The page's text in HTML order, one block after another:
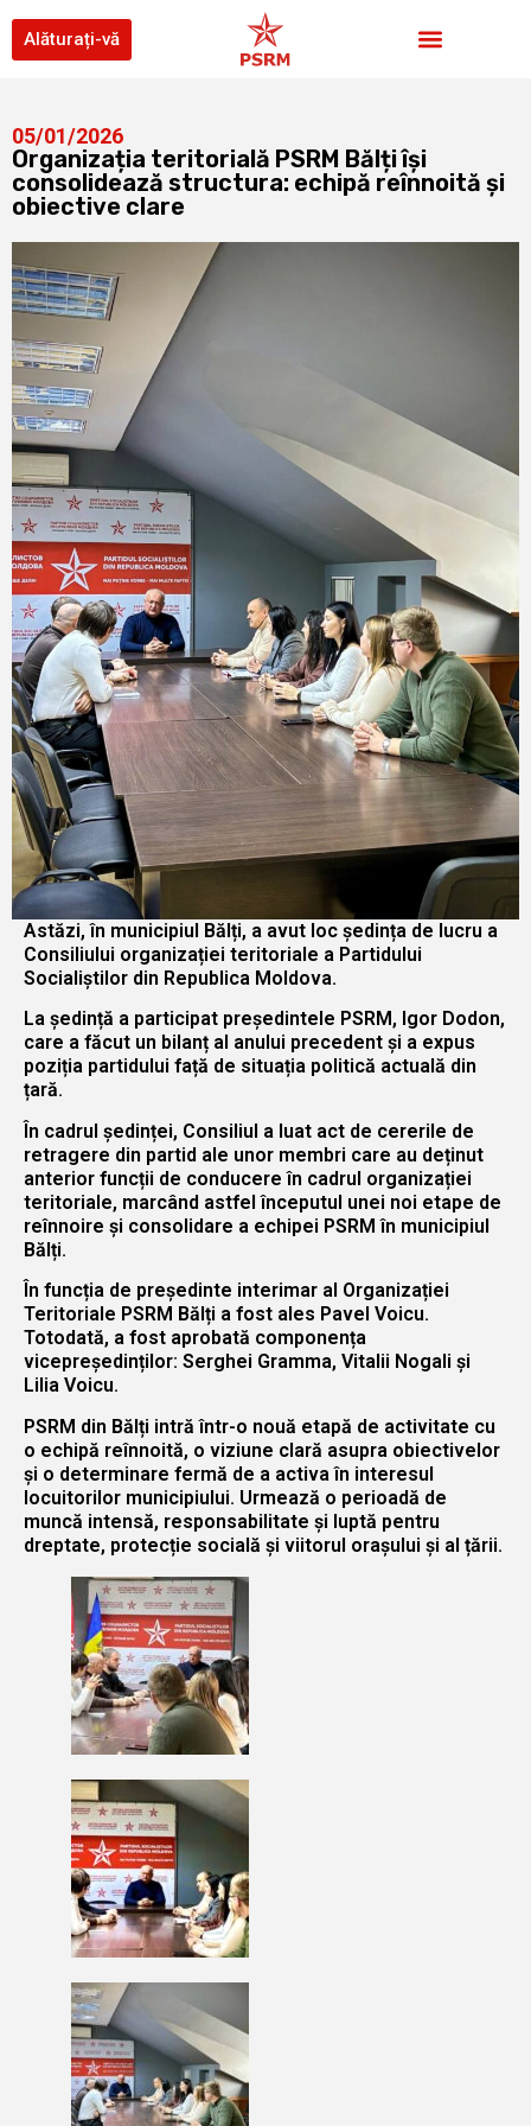
Alăturați-vă
05/01/2026
Organizația teritorială PSRM Bălți își
consolidează structura: echipă reînnoită și
obiective clare
Astăzi, în municipiul Bălți, a avut loc ședința de lucru a
Consiliului organizației teritoriale a Partidului
Socialiștilor din Republica Moldova.
La ședință a participat președintele PSRM, Igor Dodon,
care a făcut un bilanț al anului precedent și a expus
poziția partidului față de situația politică actuală din
țară.
În cadrul ședinței, Consiliul a luat act de cererile de
retragere din partid ale unor membri care au deținut
anterior funcții de conducere în cadrul organizației
teritoriale, marcând astfel începutul unei noi etape de
reînnoire și consolidare a echipei PSRM în municipiul
Bălți.
În funcția de președinte interimar al Organizației
Teritoriale PSRM Bălți a fost ales Pavel Voicu.
Totodată, a fost aprobată componența
vicepreședinților: Serghei Gramma, Vitalii Nogali și
Lilia Voicu.
PSRM din Bălți intră într-o nouă etapă de activitate cu
o echipă reînnoită, o viziune clară asupra obiectivelor
și o determinare fermă de a activa în interesul
locuitorilor municipiului. Urmează o perioadă de
muncă intensă, responsabilitate și luptă pentru
dreptate, protecție socială și viitorul orașului și al țării.